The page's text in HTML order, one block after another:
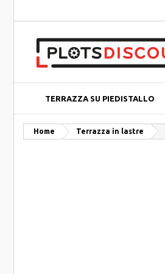
TERRAZZA SU PIEDISTALLO
Home Terrazza in lastre